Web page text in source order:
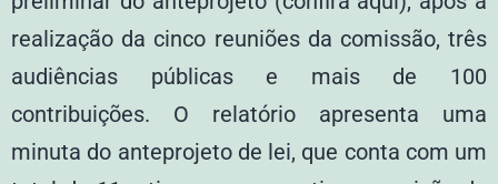
realização da cinco reuniões da comissão, três
audiências públicas e mais de 100
contribuições. O relatório apresenta uma
minuta do anteprojeto de lei, que conta com um